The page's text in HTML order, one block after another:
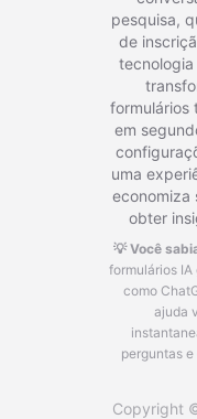
pesquisa,
de
formulários
em
uma
economiza
obter
💡 Você
formulários
como
ajuda
perguntas
Copyright